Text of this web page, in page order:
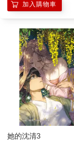
加入購物車
她的沈清3